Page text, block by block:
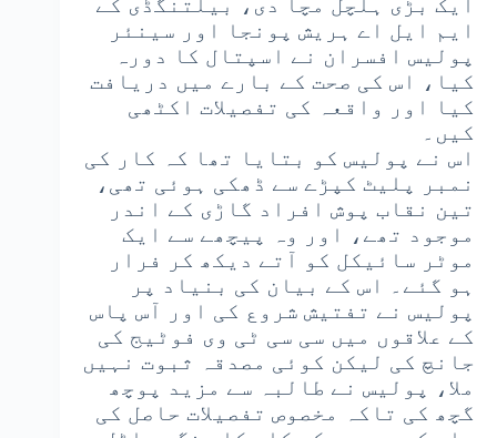
ایم ایل اے ہریش پونجا اور سینئر
پولیس افسران نے اسپتال کا دورہ
کیا، اس کی صحت کے بارے میں دریافت
کیا اور واقعہ کی تفصیلات اکٹھی
کیں۔
اس نے پولیس کو بتایا تھا کہ کار کی
نمبر پلیٹ کپڑے سے ڈھکی ہوئی تھی،
تین نقاب پوش افراد گاڑی کے اندر
موجود تھے، اور وہ پیچھے سے ایک
موٹر سائیکل کو آتے دیکھ کر فرار
ہو گئے۔ اس کے بیان کی بنیاد پر
پولیس نے تفتیش شروع کی اور آس پاس
کے علاقوں میں سی سی ٹی وی فوٹیج کی
جانچ کی لیکن کوئی مصدقہ ثبوت نہیں
ملا، پولیس نے طالبہ سے مزید پوچھ
گچھ کی تاکہ مخصوص تفصیلات حاصل کی